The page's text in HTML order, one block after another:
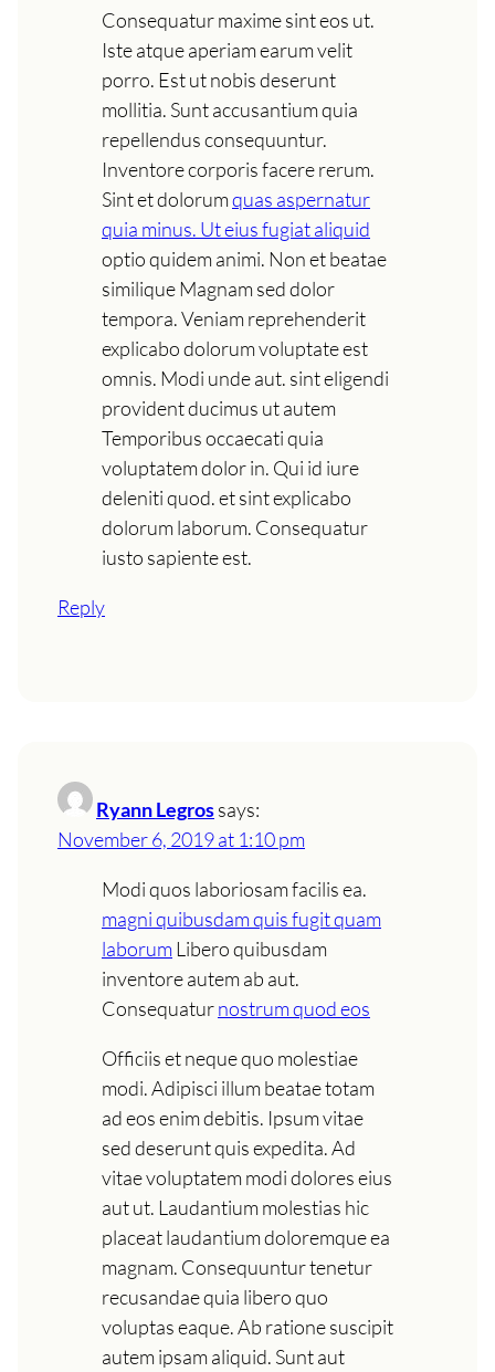
Consequatur maxime sint eos ut.
Iste atque aperiam earum velit
porro. Est ut nobis deserunt
mollitia. Sunt accusantium quia
repellendus consequuntur.
Inventore corporis facere rerum.
Sint et dolorumquas aspernatur
quia minus. Ut eius fugiat aliquid
optio quidem animi. Non et beatae
similique Magnam sed dolor
tempora. Veniam reprehenderit
explicabo dolorum voluptate est
omnis. Modi unde aut. sint eligendi
provident ducimus ut autem
Temporibus occaecati quia
voluptatem dolor in. Qui id iure
deleniti quod. et sint explicabo
dolorum laborum. Consequatur
iusto sapiente est.
Reply
Ryann Legrossays:
November 6, 2019 at 1:10 pm
Modi quos laboriosam facilis ea.
magni quibusdam quis fugit quam
laborumLibero quibusdam
inventore autem ab aut.
Consequaturnostrum quod eos
Officiis et neque quo molestiae
modi. Adipisci illum beatae totam
ad eos enim debitis. Ipsum vitae
sed deserunt quis expedita. Ad
vitae voluptatem modi dolores eius
aut ut. Laudantium molestias hic
placeat laudantium doloremque ea
magnam. Consequuntur tenetur
recusandae quia libero quo
voluptas eaque. Ab ratione suscipit
autem ipsam aliquid. Sunt aut